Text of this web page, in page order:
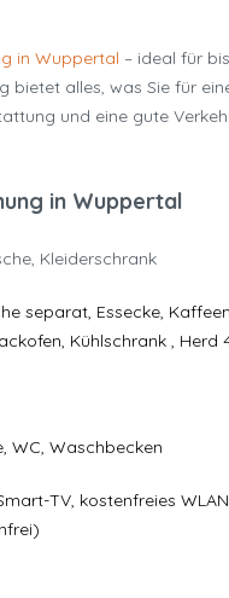
in Wuppertal – ideal für
bietet alles, was Sie für
und eine gute
in Wuppertal
Kleiderschrank
separat, Essecke,
Kühlschrank , Herd
WC, Waschbecken
TV, kostenfreies